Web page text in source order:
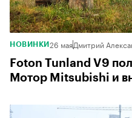
НОВИНКИ 26 маяДмитрий
Foton Tunland V9
Мотор Mitsubishi и